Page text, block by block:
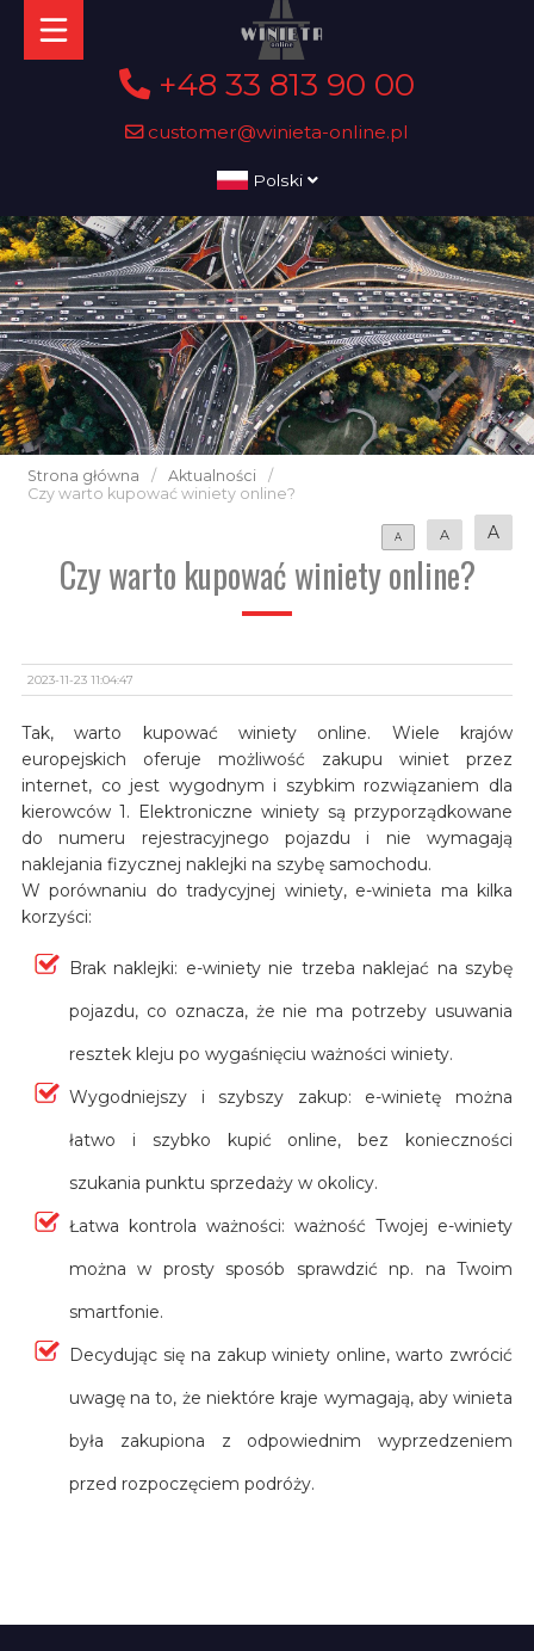
+48 33 813 90 00
customer@winieta-online.pl
Polski
Strona główna / Aktualności
/
Czy warto kupować winiety online?
A A A
Czy warto kupować winiety online?
2023-11-23 11:04:47
Tak, warto kupować winiety online. Wiele krajów
europejskich oferuje możliwość zakupu winiet przez
internet, co jest wygodnym i szybkim rozwiązaniem dla
kierowców 1. Elektroniczne winiety są przyporządkowane
do numeru rejestracyjnego pojazdu i nie wymagają
naklejania fizycznej naklejki na szybę samochodu.
W porównaniu do tradycyjnej winiety, e-winieta ma kilka
korzyści:
Brak naklejki: e-winiety nie trzeba naklejać na szybę
pojazdu, co oznacza, że nie ma potrzeby usuwania
resztek kleju po wygaśnięciu ważności winiety.
Wygodniejszy i szybszy zakup: e-winietę można
łatwo i szybko kupić online, bez konieczności
szukania punktu sprzedaży w okolicy.
Łatwa kontrola ważności: ważność Twojej e-winiety
można w prosty sposób sprawdzić np. na Twoim
smartfonie.
Decydując się na zakup winiety online, warto zwrócić
uwagę na to, że niektóre kraje wymagają, aby winieta
była zakupiona z odpowiednim wyprzedzeniem
przed rozpoczęciem podróży.